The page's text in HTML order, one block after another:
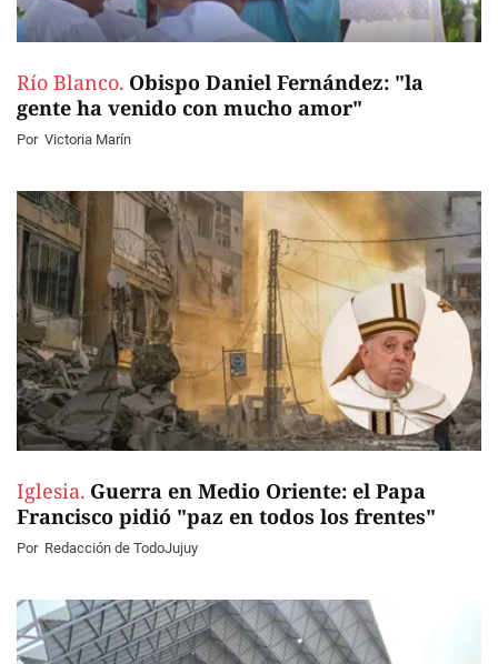
Río Blanco. Obispo Daniel Fernández: "la
gente ha venido con mucho amor"
Por Victoria Marín
Iglesia. Guerra en Medio Oriente: el Papa
Francisco pidió "paz en todos los frentes"
Por Redacción de TodoJujuy